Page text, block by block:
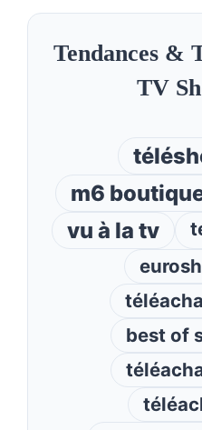
Tendances &
TV
m6
vu à la tv
best of